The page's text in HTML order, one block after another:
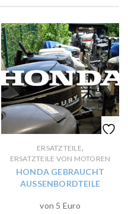
ERSATZTEILE,
ERSATZTEILE VON MOTOREN
HONDA GEBRAUCHT
AUSSENBORDTEILE
von 5 Euro